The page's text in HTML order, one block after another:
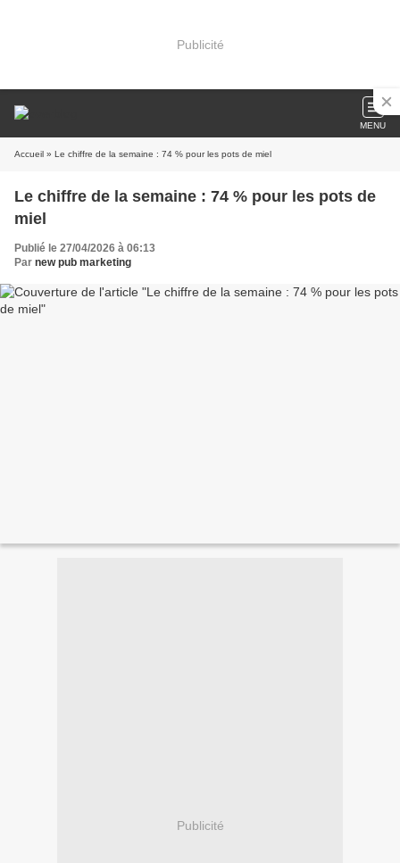
Publicité
MENU
Accueil » Le chiffre de la semaine : 74 % pour les pots de miel
Le chiffre de la semaine : 74 % pour les pots de
miel
Publié le 27/04/2026 à 06:13
Par new pub marketing
Publicité